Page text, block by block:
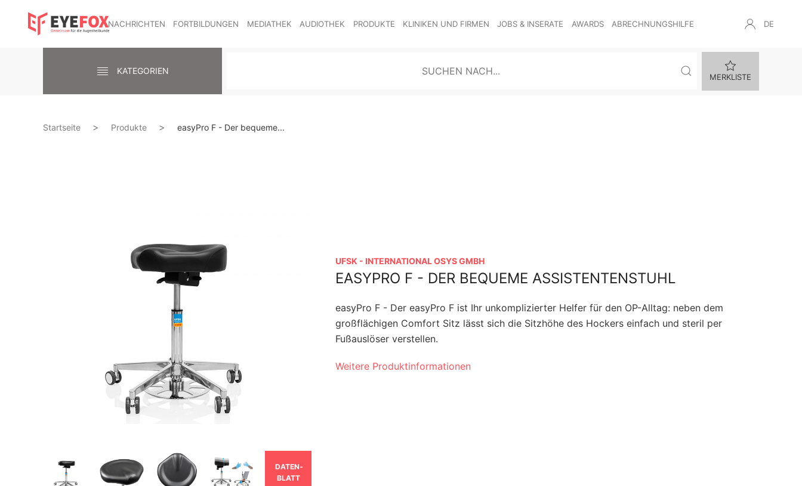
NACHRICHTEN FORTBILDUNGEN MEDIATHEK AUDIOTHEK PRODUKTE KLINIKEN UND FIRMEN JOBS & INSERATE AWARDS ABRECHNUNGSHILFE DE
KATEGORIEN
MERKLISTE
Startseite Produkte easyPro F - Der bequeme...
DATEN­
BLATT
UFSK - INTERNATIONAL OSYS GMBH
EASYPRO F - DER BEQUEME ASSISTENTENSTUHL
easyPro F - Der easyPro F ist Ihr unkomplizierter Helfer für den OP-Alltag: neben dem
großflächigen Comfort Sitz lässt sich die Sitzhöhe des Hockers einfach und steril per
Fußauslöser verstellen.
Weitere Produktinformationen